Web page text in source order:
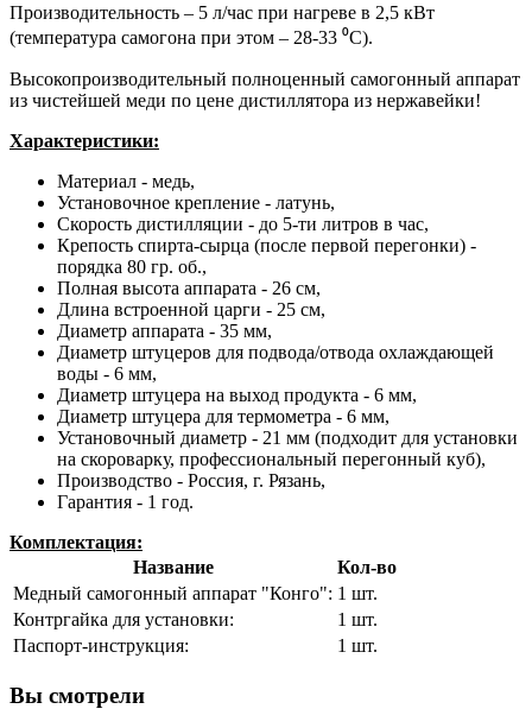
Производительность – 5 л/час при нагреве в 2,5 кВт
(температура самогона при этом – 28-33 ⁰С).
Высокопроизводительный полноценный самогонный аппарат
из чистейшей меди по цене дистиллятора из нержавейки!
Характеристики:
Материал - медь,
Установочное крепление - латунь,
Скорость дистилляции - до 5-ти литров в час,
Крепость спирта-сырца (после первой перегонки) -
порядка 80 гр. об.,
Полная высота аппарата - 26 см,
Длина встроенной царги - 25 см,
Диаметр аппарата - 35 мм,
Диаметр штуцеров для подвода/отвода охлаждающей
воды - 6 мм,
Диаметр штуцера на выход продукта - 6 мм,
Диаметр штуцера для термометра - 6 мм,
Установочный диаметр - 21 мм (подходит для установки
на скороварку, профессиональный перегонный куб),
Производство - Россия, г. Рязань,
Гарантия - 1 год.
Комплектация:
Название
Кол-во
Медный самогонный аппарат "Конго": 1 шт.
Контргайка для установки:
1 шт.
Паспорт-инструкция:
1 шт.
Вы смотрели